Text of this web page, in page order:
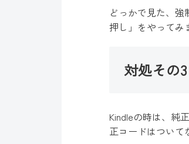
どっかで見た、
押し」をやってみ
対処その
Kindleの時は、純
正コードはついて